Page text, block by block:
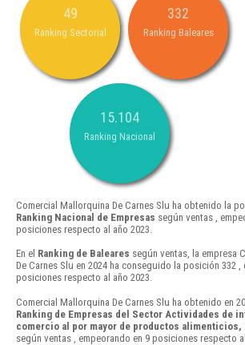
49
Ranking Sectorial
332
Ranking Baleares
15.104
Ranking Nacional
Comercial Mallorquina De Carnes Slu ha obtenido la
Ranking Nacional de Empresas según ventas ,
posiciones respecto al año 2023.
En el Ranking de Baleares según ventas, la empresa
De Carnes Slu en 2024 ha conseguido la posición 332 ,
posiciones respecto al año 2023.
Comercial Mallorquina De Carnes Slu ha obtenido en
Ranking de Empresas del Sector Actividades de
comercio al por mayor de productos alimenticios,
según ventas , empeorando en 9 posiciones respecto al